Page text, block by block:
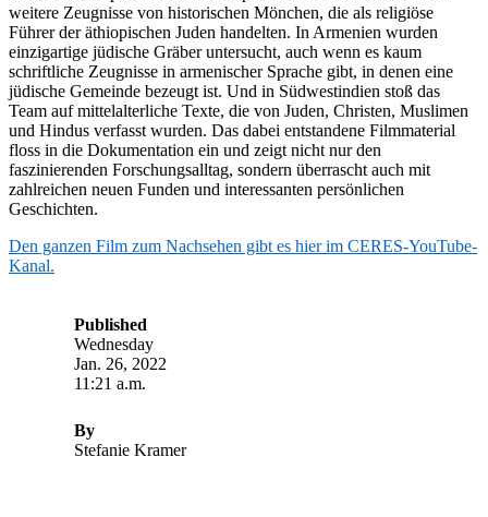
weitere Zeugnisse von historischen Mönchen, die als religiöse
Führer der äthiopischen Juden handelten. In Armenien wurden
einzigartige jüdische Gräber untersucht, auch wenn es kaum
schriftliche Zeugnisse in armenischer Sprache gibt, in denen eine
jüdische Gemeinde bezeugt ist. Und in Südwestindien stoß das
Team auf mittelalterliche Texte, die von Juden, Christen, Muslimen
und Hindus verfasst wurden. Das dabei entstandene Filmmaterial
floss in die Dokumentation ein und zeigt nicht nur den
faszinierenden Forschungsalltag, sondern überrascht auch mit
zahlreichen neuen Funden und interessanten persönlichen
Geschichten.
Den ganzen Film zum Nachsehen gibt es hier im CERES-YouTube-
Kanal.
Published
Wednesday
Jan. 26, 2022
11:21 a.m.
By
Stefanie Kramer